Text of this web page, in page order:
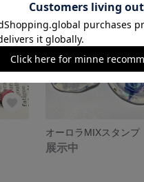
オーロラMIXスタンプ
展示中